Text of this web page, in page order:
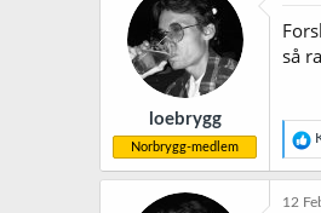
o
n
:
loebrygg
Norbrygg-medlem
så
e
a
k
12